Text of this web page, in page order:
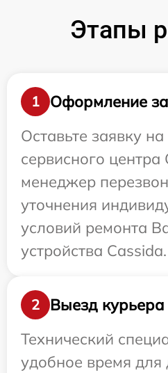
Этапы
1
Оформление
Оставьте заявку на
сервисного
менеджер
уточнения
условий ремонта
устройства Cassida.
2
Выезд курьера
Технический
удобное время для